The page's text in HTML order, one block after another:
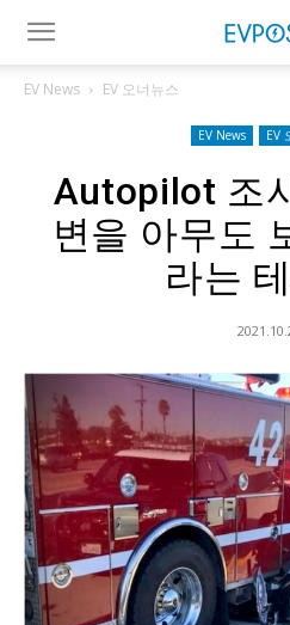
EV News EV 오너뉴스
EV News EV
Autopilot 조
변을 아무도
라는